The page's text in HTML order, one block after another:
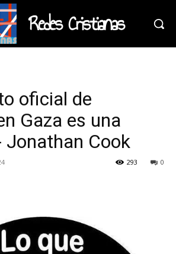
Redes Cristianas
oficial de
Gaza es una
Jonathan Cook
0
293